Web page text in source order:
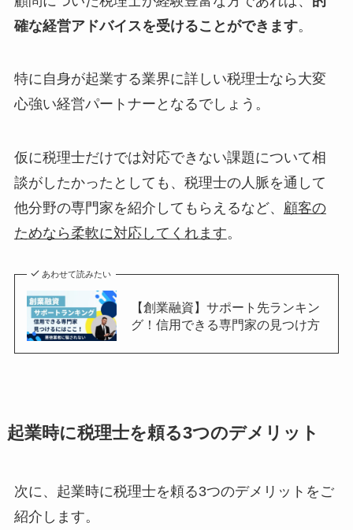
確な経営アドバイスを受けることができます。
特に自身が起業する業界に詳しい税理士なら大変
心強い経営パートナーとなるでしょう。
仮に税理士だけでは対応できない課題について相
談がしたかったとしても、税理士の人脈を通して
他分野の専門家を紹介してもらえるなど、 顧客の
ためなら柔軟に対応してくれます。
あわせて読みたい
【創業融資】サポート先ランキン
グ！信用できる専門家の見つけ方
起業時に税理士を頼る3つのデメリット
次に、起業時に税理士を頼る3つのデメリットをご
紹介します。